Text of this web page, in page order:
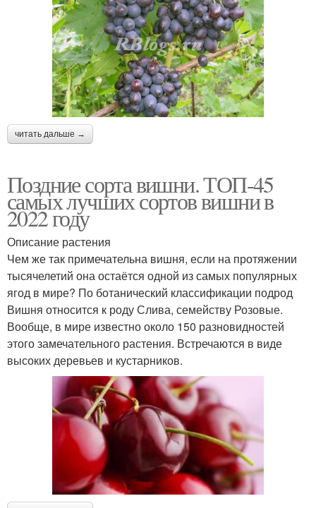
читать дальше →
Поздние сорта вишни. ТОП-45
самых лучших сортов вишни в
2022 году
Описание растения
Чем же так примечательна вишня, если на протяжении
тысячелетий она остаётся одной из самых популярных
ягод в мире? По ботанический классификации подрод
Вишня относится к роду Слива, семейству Розовые.
Вообще, в мире известно около 150 разновидностей
этого замечательного растения. Встречаются в виде
высоких деревьев и кустарников.